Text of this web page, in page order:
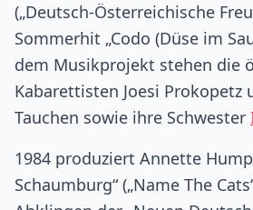
(„Deutsch-Österreichische
Sommerhit „Codo (Düse im
dem Musikprojekt stehen die
Kabarettisten Joesi Prokopetz
Tauchen sowie ihre Schwester
1984 produziert Annette
Schaumburg“ („Name The